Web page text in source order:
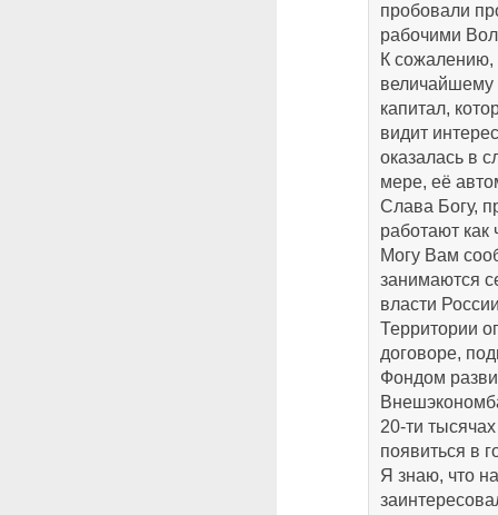
пробовали
рабочими
К сожалению,
величайшему
капитал,
видит
оказалась в
мере, её
Слава Богу,
работают как
Могу Вам
занимаются
власти
Территории
договоре,
Фондом
20-ти
появиться в
Я знаю, что